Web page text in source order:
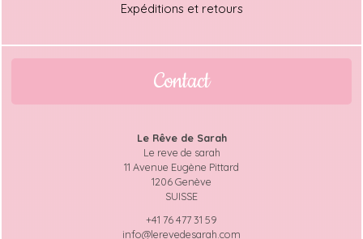
Expéditions et retours
Contact
Le Rêve de Sarah
Le reve de sarah
11 Avenue Eugène Pittard
1206 Genève
SUISSE
+41 76 477 31 59
info@lerevedesarah.com